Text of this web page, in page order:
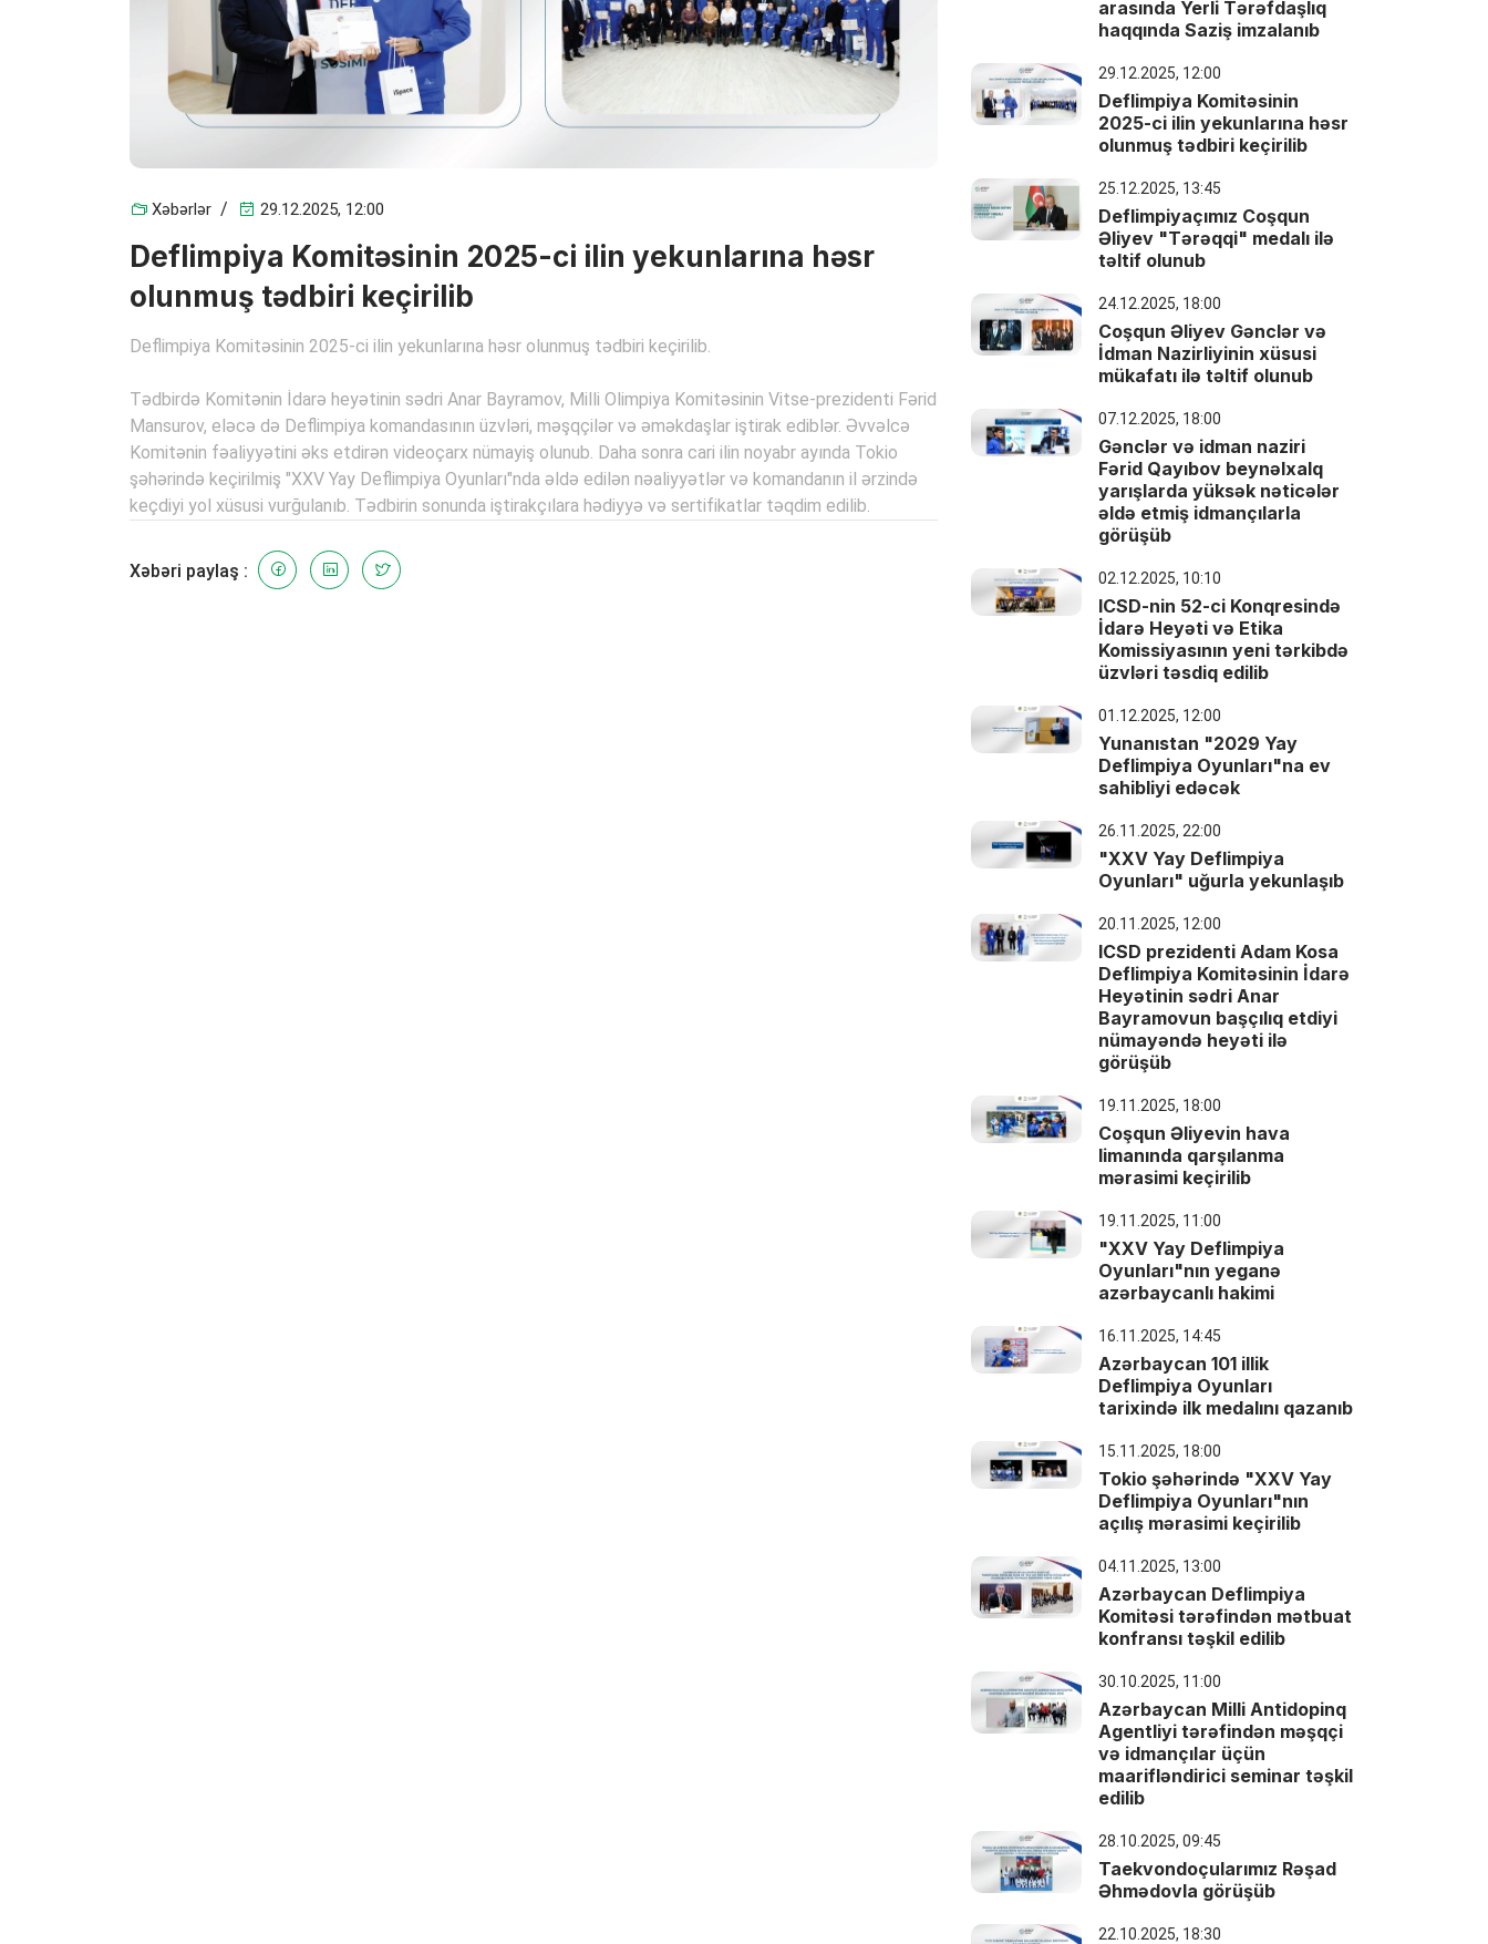
Xəbərlər 29.12.2025, 12:00
Deflimpiya Komitəsinin 2025-ci ilin yekunlarına həsr
olunmuş tədbiri keçirilib
Deflimpiya Komitəsinin 2025-ci ilin yekunlarına həsr olunmuş tədbiri keçirilib.
Tədbirdə Komitənin İdarə heyətinin sədri Anar Bayramov, Milli Olimpiya Komitəsinin Vitse-prezidenti Fərid
Mansurov, eləcə də Deflimpiya komandasının üzvləri, məşqçilər və əməkdaşlar iştirak ediblər. Əvvəlcə
Komitənin fəaliyyətini əks etdirən videoçarx nümayiş olunub. Daha sonra cari ilin noyabr ayında Tokio
şəhərində keçirilmiş "XXV Yay Deflimpiya Oyunları"nda əldə edilən nəaliyyətlər və komandanın il ərzində
keçdiyi yol xüsusi vurğulanıb. Tədbirin sonunda iştirakçılara hədiyyə və sertifikatlar təqdim edilib.
Xəbəri paylaş :
arasında Yerli Tərəfdaşlıq
haqqında Saziş imzalanıb
29.12.2025, 12:00
Deflimpiya Komitəsinin
2025-ci ilin yekunlarına həsr
olunmuş tədbiri keçirilib
25.12.2025, 13:45
Deflimpiyaçımız Coşqun
Əliyev "Tərəqqi" medalı ilə
təltif olunub
24.12.2025, 18:00
Coşqun Əliyev Gənclər və
İdman Nazirliyinin xüsusi
mükafatı ilə təltif olunub
07.12.2025, 18:00
Gənclər və idman naziri
Fərid Qayıbov beynəlxalq
yarışlarda yüksək nəticələr
əldə etmiş idmançılarla
görüşüb
02.12.2025, 10:10
ICSD-nin 52-ci Konqresində
İdarə Heyəti və Etika
Komissiyasının yeni tərkibdə
üzvləri təsdiq edilib
01.12.2025, 12:00
Yunanıstan "2029 Yay
Deflimpiya Oyunları"na ev
sahibliyi edəcək
26.11.2025, 22:00
"XXV Yay Deflimpiya
Oyunları" uğurla yekunlaşıb
20.11.2025, 12:00
ICSD prezidenti Adam Kosa
Deflimpiya Komitəsinin İdarə
Heyətinin sədri Anar
Bayramovun başçılıq etdiyi
nümayəndə heyəti ilə
görüşüb
19.11.2025, 18:00
Coşqun Əliyevin hava
limanında qarşılanma
mərasimi keçirilib
19.11.2025, 11:00
"XXV Yay Deflimpiya
Oyunları"nın yeganə
azərbaycanlı hakimi
16.11.2025, 14:45
Azərbaycan 101 illik
Deflimpiya Oyunları
tarixində ilk medalını qazanıb
15.11.2025, 18:00
Tokio şəhərində "XXV Yay
Deflimpiya Oyunları"nın
açılış mərasimi keçirilib
04.11.2025, 13:00
Azərbaycan Deflimpiya
Komitəsi tərəfindən mətbuat
konfransı təşkil edilib
30.10.2025, 11:00
Azərbaycan Milli Antidopinq
Agentliyi tərəfindən məşqçi
və idmançılar üçün
maarifləndirici seminar təşkil
edilib
28.10.2025, 09:45
Taekvondoçularımız Rəşad
Əhmədovla görüşüb
22.10.2025, 18:30